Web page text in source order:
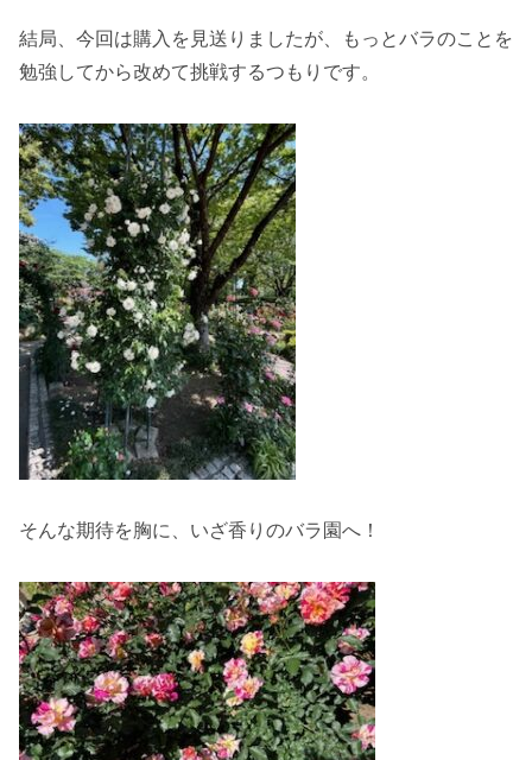
結局、今回は購入を見送りましたが、もっとバラのことを
勉強してから改めて挑戦するつもりです。
そんな期待を胸に、いざ香りのバラ園へ！